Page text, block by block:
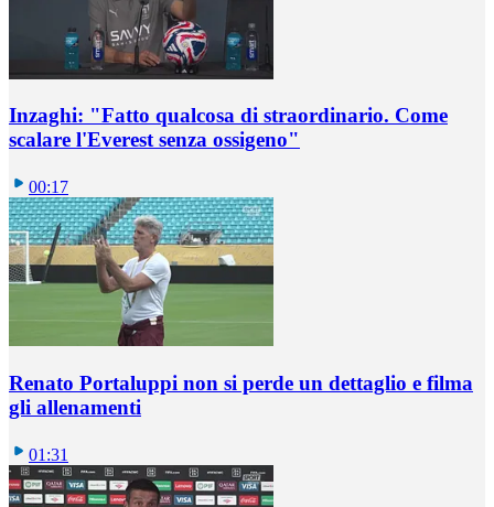
Inzaghi: "Fatto qualcosa di straordinario. Come
scalare l'Everest senza ossigeno"
00:17
Renato Portaluppi non si perde un dettaglio e filma
gli allenamenti
01:31